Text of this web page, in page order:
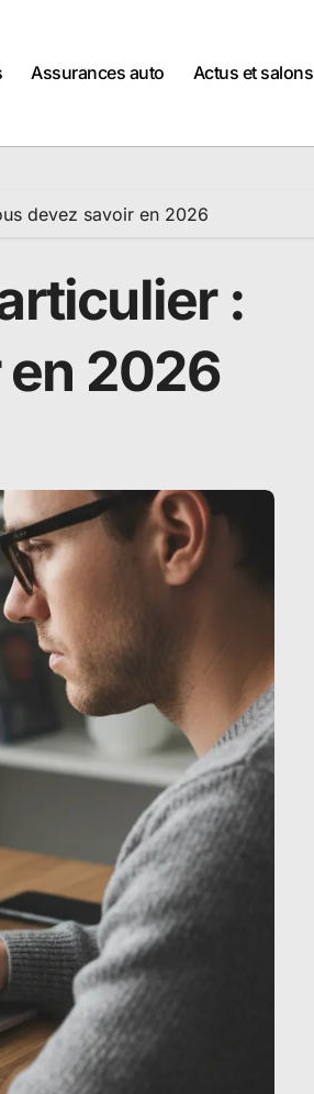
Assurances auto Actus et salons
devez savoir en 2026
:
en 2026